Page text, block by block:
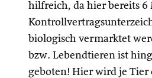
hilfreich, da hier bereits 6
biologisch vermarktet
bzw. Lebendtieren ist
geboten! Hier wird je Tier